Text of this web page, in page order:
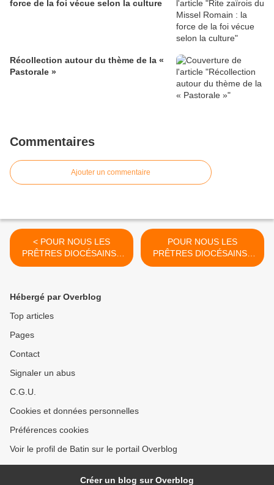
force de la foi vécue selon la culture
Récollection autour du thème de la «
Pastorale »
Commentaires
Ajouter un commentaire
< POUR NOUS LES
PRÊTRES DIOCÉSAINS -
11
POUR NOUS LES
PRÊTRES DIOCÉSAINS -
13 >
Hébergé par Overblog
Top articles
Pages
Contact
Signaler un abus
C.G.U.
Cookies et données personnelles
Préférences cookies
Voir le profil de Batin sur le portail Overblog
Créer un blog sur Overblog